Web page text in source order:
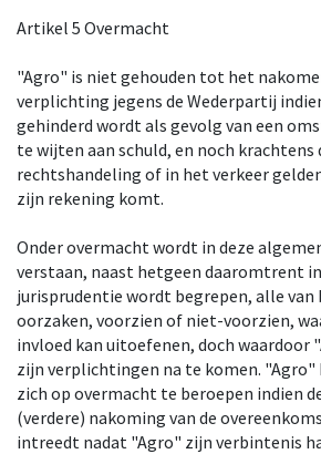
Artikel 5 Overmacht
"Agro" is niet gehouden tot het
verplichting jegens de Wederpartij
gehinderd wordt als gevolg van een
te wijten aan schuld, en noch krachtens
rechtshandeling of in het verkeer
zijn rekening komt.
Onder overmacht wordt in deze
verstaan, naast hetgeen daaromtrent
jurisprudentie wordt begrepen, alle
oorzaken, voorzien of niet-voorzien,
invloed kan uitoefenen, doch waardoor
zijn verplichtingen na te komen.
zich op overmacht te beroepen indien
(verdere) nakoming van de
intreedt nadat "Agro" zijn verbintenis